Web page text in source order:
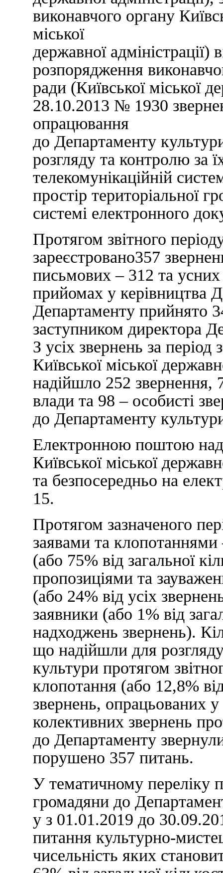
виконавчого органу
міської
державної
розпорядження
ради (Київської міської
28.10.2013 № 1930
опрацювання
до Департаменту
розгляду та контролю за
телекомунікаційній
простір територіальної
системі електронного
Протягом звітного
зареєстровано357
письмових – 312 та
прийомах у керівництва
Департаменту прийнято
заступником директора
З усіх звернень за
Київської міської
надійшло 252 звернення,
влади та 98 – особисті
до Департаменту
Електронною поштою
Київської міської
та безпосередньо на
15.
Протягом зазначеного
заявами та
(або 75% від загальної
пропозиціями та
(або 24% від усіх
заявники (або 1% від
надходжень звернень).
що надійшли для
культури протягом
клопотання (або 12,8%
звернень, опрацьованих
колективних звернень
до Департаменту
порушено 357 питань.
У тематичному переліку
громадяни до
у з 01.01.2019 до
питання культурно-
чисельність яких